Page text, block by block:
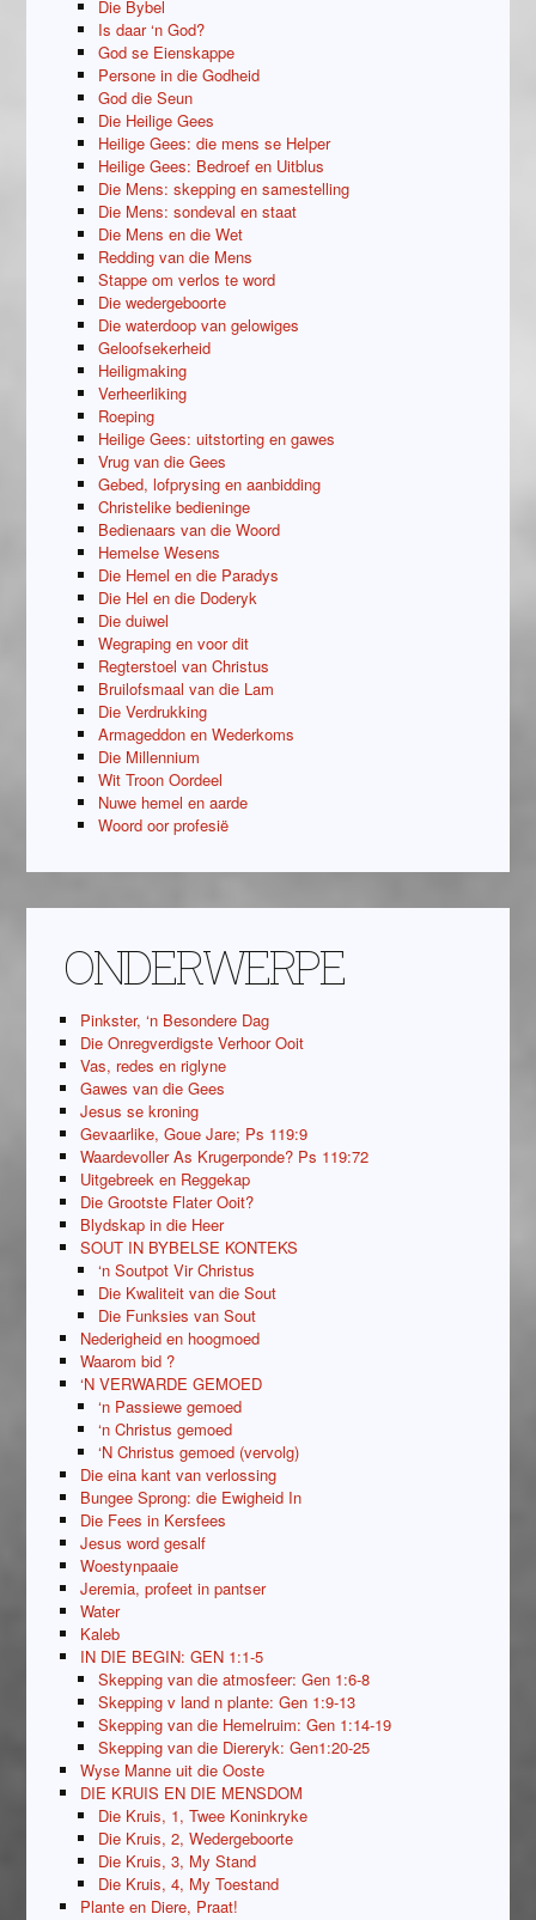
Die Bybel
Is daar ‘n God?
God se Eienskappe
Persone in die Godheid
God die Seun
Die Heilige Gees
Heilige Gees: die mens se Helper
Heilige Gees: Bedroef en Uitblus
Die Mens: skepping en samestelling
Die Mens: sondeval en staat
Die Mens en die Wet
Redding van die Mens
Stappe om verlos te word
Die wedergeboorte
Die waterdoop van gelowiges
Geloofsekerheid
Heiligmaking
Verheerliking
Roeping
Heilige Gees: uitstorting en gawes
Vrug van die Gees
Gebed, lofprysing en aanbidding
Christelike bedieninge
Bedienaars van die Woord
Hemelse Wesens
Die Hemel en die Paradys
Die Hel en die Doderyk
Die duiwel
Wegraping en voor dit
Regterstoel van Christus
Bruilofsmaal van die Lam
Die Verdrukking
Armageddon en Wederkoms
Die Millennium
Wit Troon Oordeel
Nuwe hemel en aarde
Woord oor profesië
ONDERWERPE
Pinkster, ‘n Besondere Dag
Die Onregverdigste Verhoor Ooit
Vas, redes en riglyne
Gawes van die Gees
Jesus se kroning
Gevaarlike, Goue Jare; Ps 119:9
Waardevoller As Krugerponde? Ps 119:72
Uitgebreek en Reggekap
Die Grootste Flater Ooit?
Blydskap in die Heer
SOUT IN BYBELSE KONTEKS
‘n Soutpot Vir Christus
Die Kwaliteit van die Sout
Die Funksies van Sout
Nederigheid en hoogmoed
Waarom bid ?
‘N VERWARDE GEMOED
‘n Passiewe gemoed
‘n Christus gemoed
‘N Christus gemoed (vervolg)
Die eina kant van verlossing
Bungee Sprong: die Ewigheid In
Die Fees in Kersfees
Jesus word gesalf
Woestynpaaie
Jeremia, profeet in pantser
Water
Kaleb
IN DIE BEGIN: GEN 1:1-5
Skepping van die atmosfeer: Gen 1:6-8
Skepping v land n plante: Gen 1:9-13
Skepping van die Hemelruim: Gen 1:14-19
Skepping van die Diereryk: Gen1:20-25
Wyse Manne uit die Ooste
DIE KRUIS EN DIE MENSDOM
Die Kruis, 1, Twee Koninkryke
Die Kruis, 2, Wedergeboorte
Die Kruis, 3, My Stand
Die Kruis, 4, My Toestand
Plante en Diere, Praat!